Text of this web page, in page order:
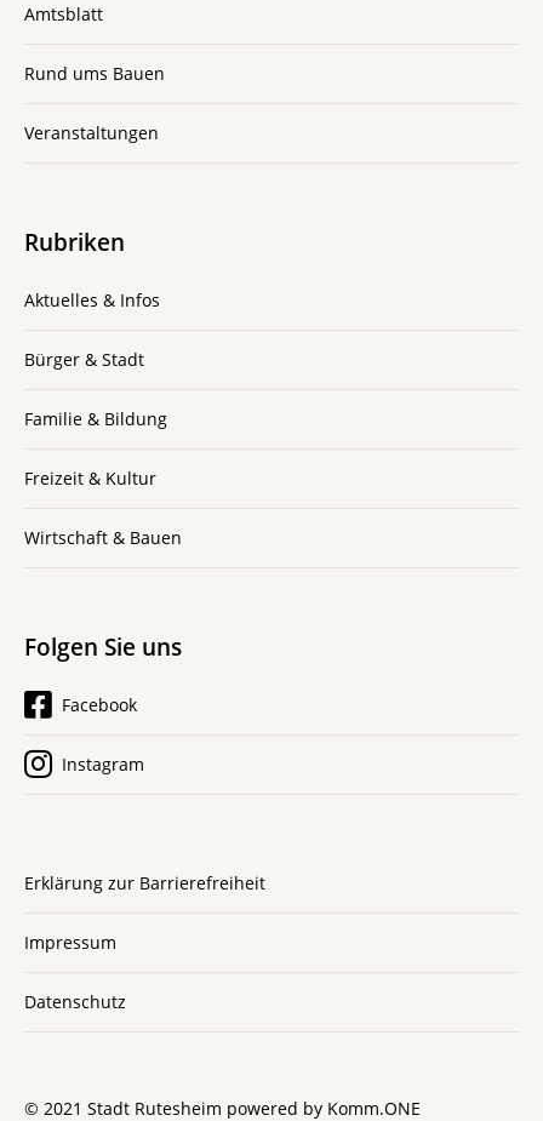
Amtsblatt
Rund ums Bauen
Veranstaltungen
Rubriken
Aktuelles & Infos
Bürger & Stadt
Familie & Bildung
Freizeit & Kultur
Wirtschaft & Bauen
Folgen Sie uns
Facebook
Instagram
Erklärung zur Barrierefreiheit
Impressum
Datenschutz
© 2021 Stadt Rutesheim powered by Komm.ONE